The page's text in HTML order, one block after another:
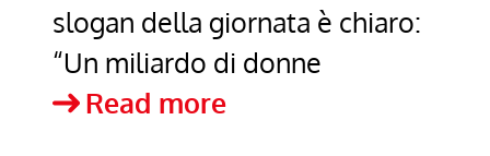
slogan della giornata è chiaro:
“Un miliardo di donne
Read moreViolenza